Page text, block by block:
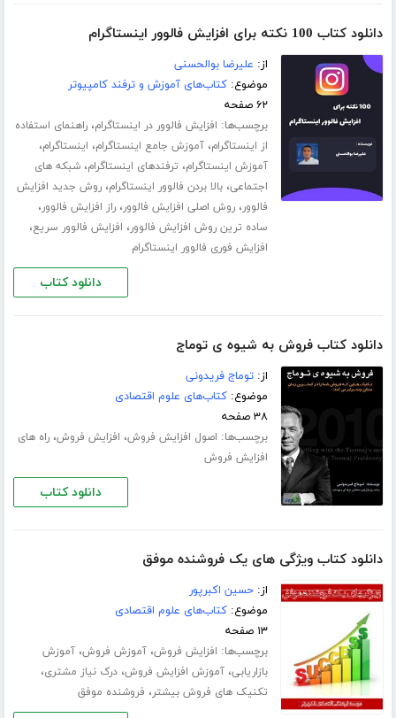
دانلود کتاب 100 نکته برای افزایش فالوور اینستاگرام
از: علیرضا بوالحسنی
موضوع:کتاب‌های آموزش و ترفند کامپیوتر
۶۲ صفحه
برچسب‌ها: افزایش فالوور در اینستاگرام،راهنمای استفاده
از اینستاگرام،آموزش جامع اینستاگرام، اینستاگرام،
آموزش اینستاگرام، ترفندهای اینستاگرام،شبکه های
اجتماعی،بالا بردن فالوور اینستاگرام،روش جدید افزایش
فالوور،روش اصلی افزایش فالوور،راز افزایش فالوور،
ساده ترین روش افزایش فالوور، افزایش فالوور سریع،
افزایش فوری فالوور اینستاگرام
دانلود کتاب
دانلود کتاب فروش به شیوه ی توماج
از:توماج فریدونی
موضوع:کتاب‌های علوم اقتصادی
۳۸ صفحه
برچسب‌ها: اصول افزایش فروش، افزایش فروش،راه های
افزایش فروش
دانلود کتاب
دانلود کتاب ویژگی های یک فروشنده موفق
از:حسین اکبرپور
موضوع:کتاب‌های علوم اقتصادی
۱۳ صفحه
برچسب‌ها: افزایش فروش،آموزش فروش،آموزش
بازاریابی،آموزش افزایش فروش،درک نیاز مشتری،
تکنیک های فروش بیشتر، فروشنده موفق